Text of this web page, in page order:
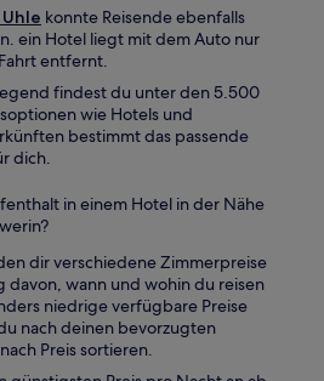
konnte Reisende ebenfalls
ein Hotel liegt mit dem Auto nur
entfernt.
findest du unter den 5.500
wie Hotels und
bestimmt das passende
dich.
in einem Hotel in der Nähe
dir verschiedene Zimmerpreise
davon, wann und wohin du reisen
niedrige verfügbare Preise
nach deinen bevorzugten
Preis sortieren.